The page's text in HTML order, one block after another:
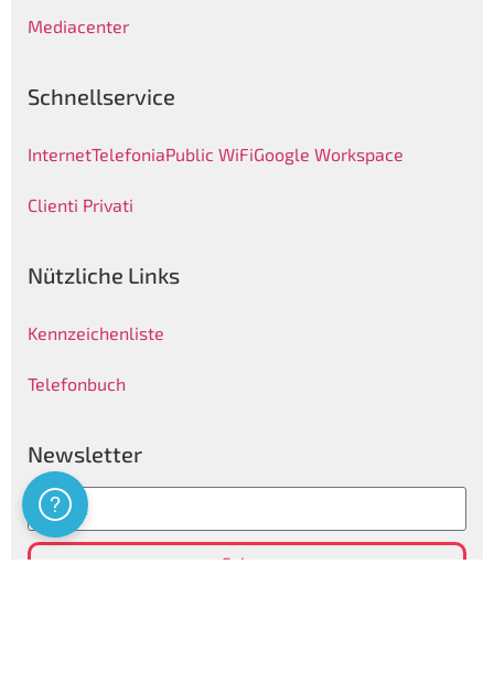
Mediacenter
Schnellservice
InternetTelefoniaPublic WiFiGoogle Workspace
Clienti Privati
Nützliche Links
Kennzeichenliste
Telefonbuch
Newsletter
Folgen